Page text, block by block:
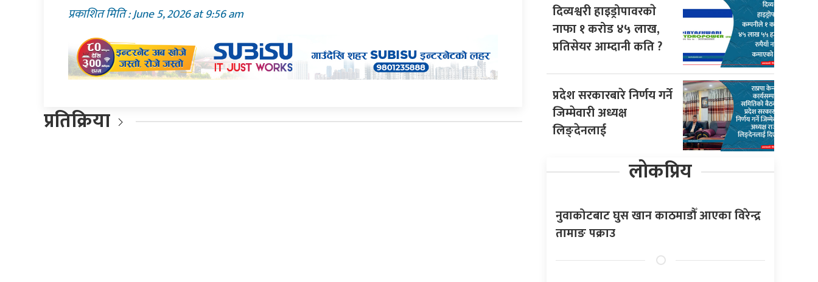
प्रकाशित मिति : June 5, 2026 at 9:56 am
प्रतिक्रिया
दिव्यश्वरी हाइड्रोपावरकाे
नाफा १ करोड ४५ लाख,
प्रतिसेयर आम्दानी कति ?
प्रदेश सरकारबारे निर्णय गर्ने
जिम्मेवारी अध्यक्ष
लिङ्देनलाई
लोकप्रिय
नुवाकोटबाट घुस खान काठमाडौँ आएका विरेन्द्र
तामाङ पक्राउ